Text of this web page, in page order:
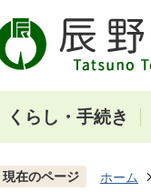
くらし・手続き
現在のページ ホーム